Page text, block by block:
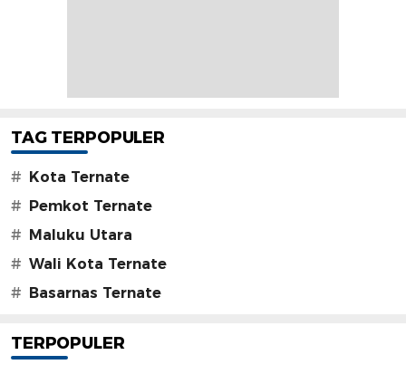
TAG TERPOPULER
# Kota Ternate
# Pemkot Ternate
# Maluku Utara
# Wali Kota Ternate
# Basarnas Ternate
TERPOPULER